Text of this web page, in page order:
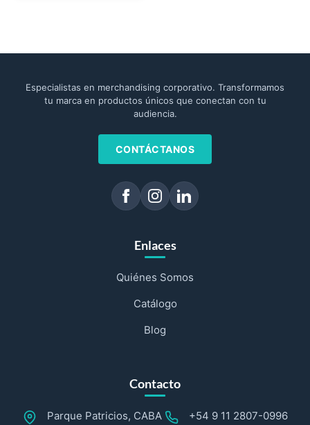
Especialistas en merchandising corporativo. Transformamos
tu marca en productos únicos que conectan con tu
audiencia.
CONTÁCTANOS
Enlaces
Quiénes Somos
Catálogo
Blog
Contacto
Parque Patricios, CABA +54 9 11 2807-0996